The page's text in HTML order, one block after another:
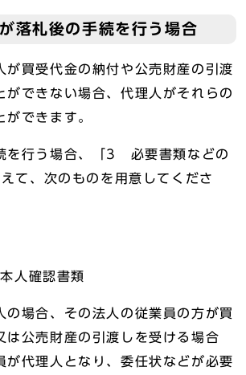
落札後の手続を行う場合
買受代金の納付や公売財産の引渡
ができない場合、代理人がそれらの
ができます。
を行う場合、「3 必要書類などの
て、次のものを用意してくださ
人確認書類
場合、その法人の従業員の方が買
は公売財産の引渡しを受ける場合
が代理人となり、委任状などが必要